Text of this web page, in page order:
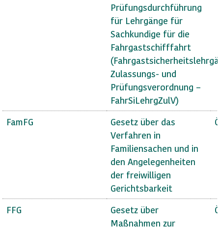
Prüfungsdurchführung
für Lehrgänge für
Sachkundige für die
Fahrgastschifffahrt
Zulassungs- und
Prüfungsverordnung –
FahrSiLehrgZulV)
FamFG
Gesetz über das
Verfahren in
Familiensachen und in
den Angelegenheiten
der freiwilligen
Gerichtsbarkeit
FFG
Gesetz über
Maßnahmen zur